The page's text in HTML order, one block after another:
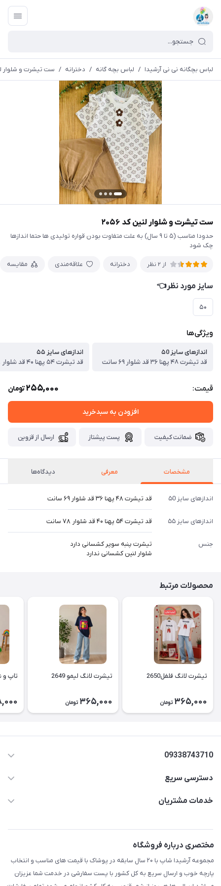
لباس بچگانه نی نی آرشیدا / لباس بچه گانه / دخترانه / ست تیشرت و شلوار
ست تیشرت و شلوار لنین کد ۲۰۵۶
حدودا مناسب (۵ تا ۹ سال) به علت متفاوت بودن قواره تولیدی ها حتما اندازها
چک شود
از 2 نظر دخترانه علاقه‌مندی مقایسه
سایز مورد نظر👈
۵۰
ویژگی‌ها
اندازهای سایز ۵0
قد تیشرت ۴۸ پهنا ۳۶ قد شلوار ۶۹ سانت
اندازهای سایز ۵۵
قد تیشرت ۵۴ پهنا ۴۰ قد شلوار ۷۸ سانت
قیمت: 255,000تومان
افزودن به سبدخرید
ضمانت کیفیت پست پیشتاز ارسال از قزوین
مشخصات معرفی دیدگاه‌ها
اندازهای سایز ۵0 قد تیشرت ۴۸ پهنا ۳۶ قد شلوار ۶۹ سانت
اندازهای سایز ۵۵ قد تیشرت ۵۴ پهنا ۴۰ قد شلوار ۷۸ سانت
جنس
تیشرت پنبه سوپر کشسانی دارد
شلوار لنین کشسانی ندارد
محصولات مرتبط
تیشرت لانگ فلفل2650
365,000 تومان
تیشرت لانگ لیمو 2649
365,000 تومان
تاپ و
09338743710
دسترسی سریع
حساب کاربری
لیست محصولات
درباره ما
تماس با ما
خدمات مشتریان
مختصری درباره فروشگاه
مجموعه آرشیدا شاپ با ۲۰ سال سابقه در پوشاک با قیمت های مناسب و انتخاب
پارچه خوب و ارسال سریع به کل کشور با پست سفارشی در خدمت شما عزیزان